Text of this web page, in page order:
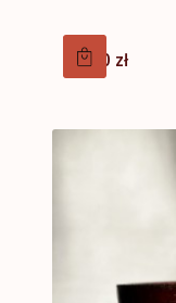
Cena
59,00 zł